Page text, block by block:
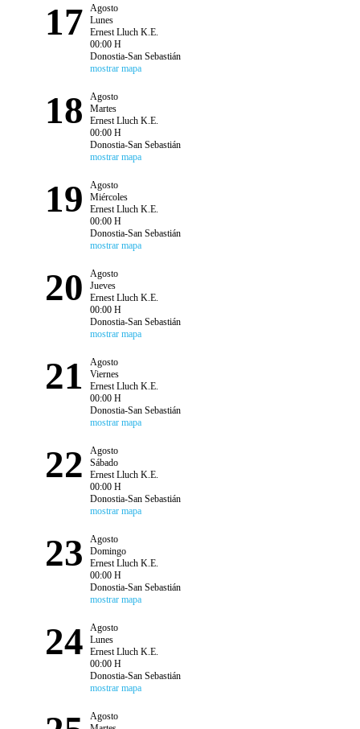
17
Agosto
Lunes
Ernest Lluch K.E.
00:00 H
Donostia-San Sebastián
mostrar mapa
18
Agosto
Martes
Ernest Lluch K.E.
00:00 H
Donostia-San Sebastián
mostrar mapa
19
Agosto
Miércoles
Ernest Lluch K.E.
00:00 H
Donostia-San Sebastián
mostrar mapa
20
Agosto
Jueves
Ernest Lluch K.E.
00:00 H
Donostia-San Sebastián
mostrar mapa
21
Agosto
Viernes
Ernest Lluch K.E.
00:00 H
Donostia-San Sebastián
mostrar mapa
22
Agosto
Sábado
Ernest Lluch K.E.
00:00 H
Donostia-San Sebastián
mostrar mapa
23
Agosto
Domingo
Ernest Lluch K.E.
00:00 H
Donostia-San Sebastián
mostrar mapa
24
Agosto
Lunes
Ernest Lluch K.E.
00:00 H
Donostia-San Sebastián
mostrar mapa
Agosto